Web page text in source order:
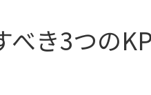
べき3つの